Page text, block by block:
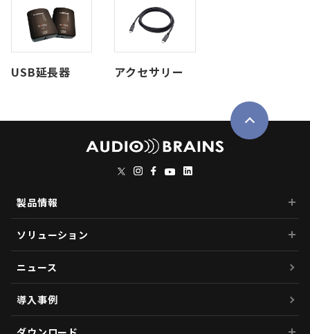
USB延長器 アクセサリー
製品情報
ソリューション
ニュース
導入事例